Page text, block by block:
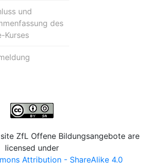
und
des
Kurses
ZfL Offene Bildungsangebote are
licensed under
Attribution - ShareAlike 4.0